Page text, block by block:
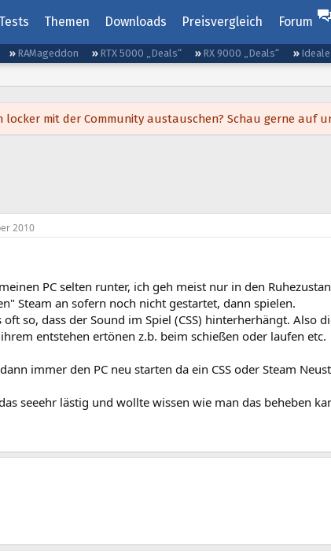
Tests Themen Downloads Preisvergleich Forum
RAMageddon RTX 5000 „Deals“ RX 9000 „Deals“
mit der Community austauschen? Schau gerne auf
2010
PC selten runter, ich geh meist nur in den
Steam an sofern noch nicht gestartet, dann spielen.
oft so, dass der Sound im Spiel (CSS) hinterherhängt. Also
entstehen ertönen z.b. beim schießen oder laufen etc.
immer den PC neu starten da ein CSS oder Steam
seeehr lästig und wollte wissen wie man das beheben